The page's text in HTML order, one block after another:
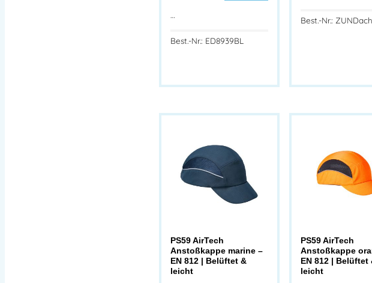
…
Best.-Nr.: ED8939BL
Best.-Nr.:
PS59 AirTech
Anstoßkappe marine –
EN 812 | Belüftet &
leicht
PS59 AirTech
Anstoßkappe
EN 812 | Belüftet
leicht